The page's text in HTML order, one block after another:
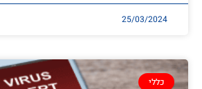
25/03/2024
כללי